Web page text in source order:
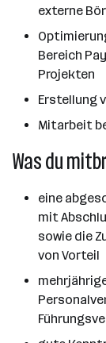
externe
Bereich
Projekten
Erstellung
Mitarbeit
Was du
eine
mit
sowie die
von Vorteil